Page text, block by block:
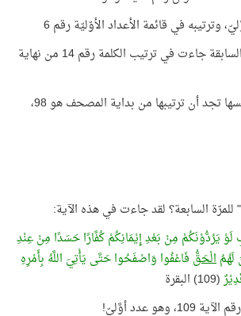
كلمة "الحق" في الآية السابقة جاءت في ترتيب الكلمة رقم 14 من نهاية
لأنك إذا تأمّلت الآية نفسها تجد أن ترتيبها من بداية المصحف هو 98،
السابعة؟ لقد جاءت في هذه الآية:
لَوْ يَرُدُّوْنَكُمْ مِنْ بَعْدِ إِيْمَانِكُمْ كُفَّارًا حَسَدًا مِنْ عِنْدِ
لَهُمُالْحَقُّ فَاعْفُوا وَاصْفَحُوا حَتَّى يَأْتِيَ اللَّهُ بِأَمْرِهِ
(109) البقرة
عدد أوَّليّ!